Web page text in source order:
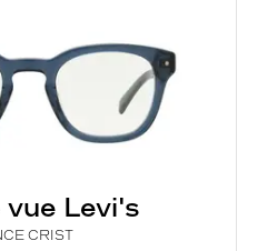
Levi's
CRIST